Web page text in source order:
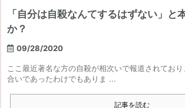
「自分は自殺なんてするはずない」と
か？
09/28/2020
ここ最近著名な方の自殺が相次いで報道されてお
合いであったわけでもありま ...
記事を読む